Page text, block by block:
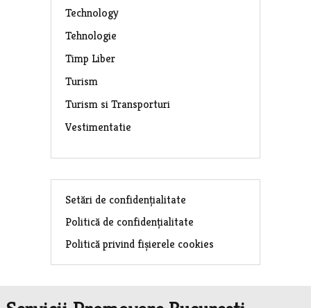
Technology
Tehnologie
Timp Liber
Turism
Turism si Transporturi
Vestimentatie
Setări de confidențialitate
Politică de confidențialitate
Politică privind fișierele cookies